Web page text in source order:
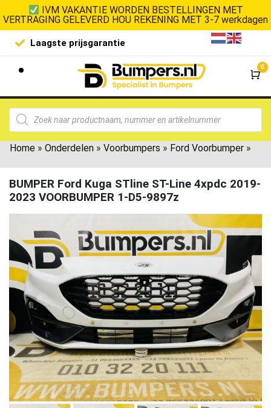
IVM VAKANTIE WORDEN BESTELLINGEN MET
VERTRAGING GELEVERD HOU REKENING MET 3-7 werkdagen
Laagste prijsgarantie De
0
Home » Onderdelen » Voorbumpers » Ford Voorbumper »
BUMPER Ford Kuga STline ST-Line 4xpdc 2019-
2023 VOORBUMPER 1-D5-9897z